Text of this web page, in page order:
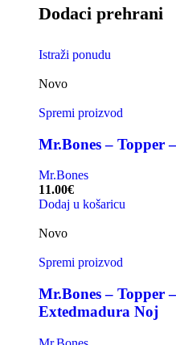
Dodaci prehrani
Istraži ponudu
Novo
Spremi proizvod
Mr.Bones – Topper
Mr.Bones
11.00€
Dodaj u košaricu
Novo
Spremi proizvod
Mr.Bones – Topper
Extedmadura Noj